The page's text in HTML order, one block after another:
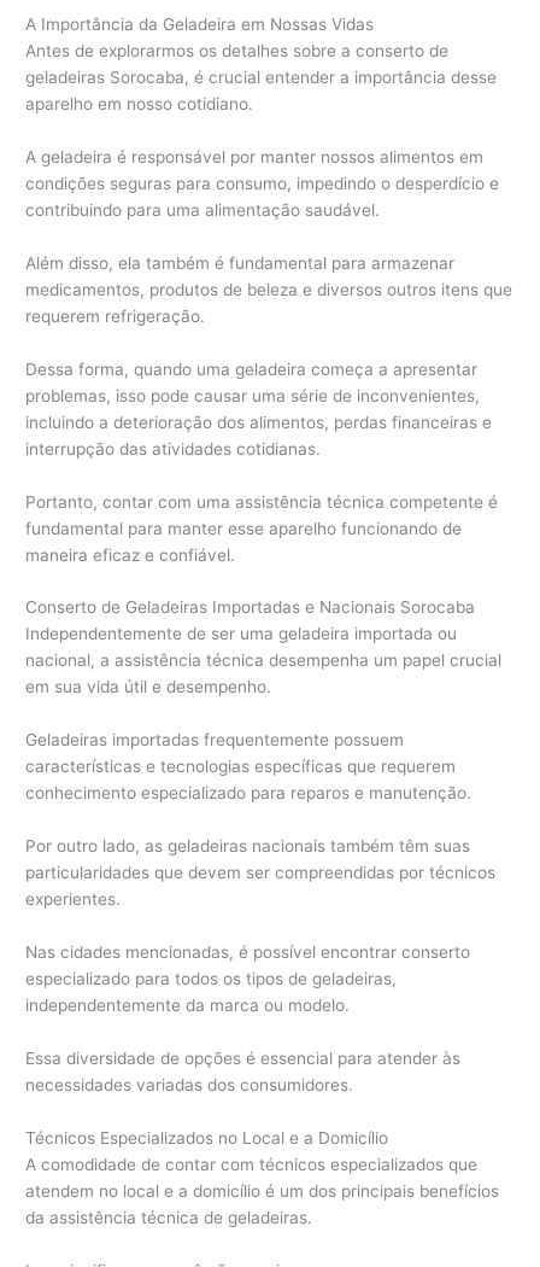
A Importância da Geladeira em Nossas Vidas
Antes de explorarmos os detalhes sobre a conserto de
geladeiras Sorocaba, é crucial entender a importância desse
aparelho em nosso cotidiano.
A geladeira é responsável por manter nossos alimentos em
condições seguras para consumo, impedindo o desperdício e
contribuindo para uma alimentação saudável.
Além disso, ela também é fundamental para armazenar
medicamentos, produtos de beleza e diversos outros itens que
requerem refrigeração.
Dessa forma, quando uma geladeira começa a apresentar
problemas, isso pode causar uma série de inconvenientes,
incluindo a deterioração dos alimentos, perdas financeiras e
interrupção das atividades cotidianas.
Portanto, contar com uma assistência técnica competente é
fundamental para manter esse aparelho funcionando de
maneira eficaz e confiável.
Conserto de Geladeiras Importadas e Nacionais Sorocaba
Independentemente de ser uma geladeira importada ou
nacional, a assistência técnica desempenha um papel crucial
em sua vida útil e desempenho.
Geladeiras importadas frequentemente possuem
características e tecnologias específicas que requerem
conhecimento especializado para reparos e manutenção.
Por outro lado, as geladeiras nacionais também têm suas
particularidades que devem ser compreendidas por técnicos
experientes.
Nas cidades mencionadas, é possível encontrar conserto
especializado para todos os tipos de geladeiras,
independentemente da marca ou modelo.
Essa diversidade de opções é essencial para atender às
necessidades variadas dos consumidores.
Técnicos Especializados no Local e a Domicílio
A comodidade de contar com técnicos especializados que
atendem no local e a domicílio é um dos principais benefícios
da assistência técnica de geladeiras.